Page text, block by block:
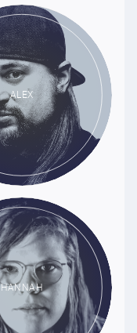
ALEX
HANNAH